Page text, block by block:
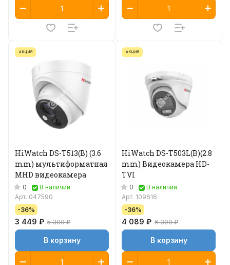
АКЦИЯ
HiWatch DS-T513(B) (3.6
mm) мультиформатная
MHD видеокамера
0
В наличии
Арт. 047590
-36%
3 449 ₽ 5 390 ₽
В корзину
АКЦИЯ
HiWatch DS-T503L(B)(2.8
mm) Видеокамера HD-
TVI
0
В наличии
Арт. 109616
-36%
4 089 ₽ 6 390 ₽
В корзину